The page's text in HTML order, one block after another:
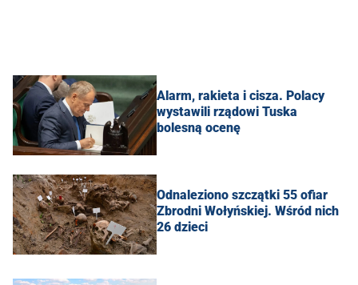
Alarm, rakieta i cisza. Polacy
wystawili rządowi Tuska
bolesną ocenę
Odnaleziono szczątki 55 ofiar
Zbrodni Wołyńskiej. Wśród nich
26 dzieci